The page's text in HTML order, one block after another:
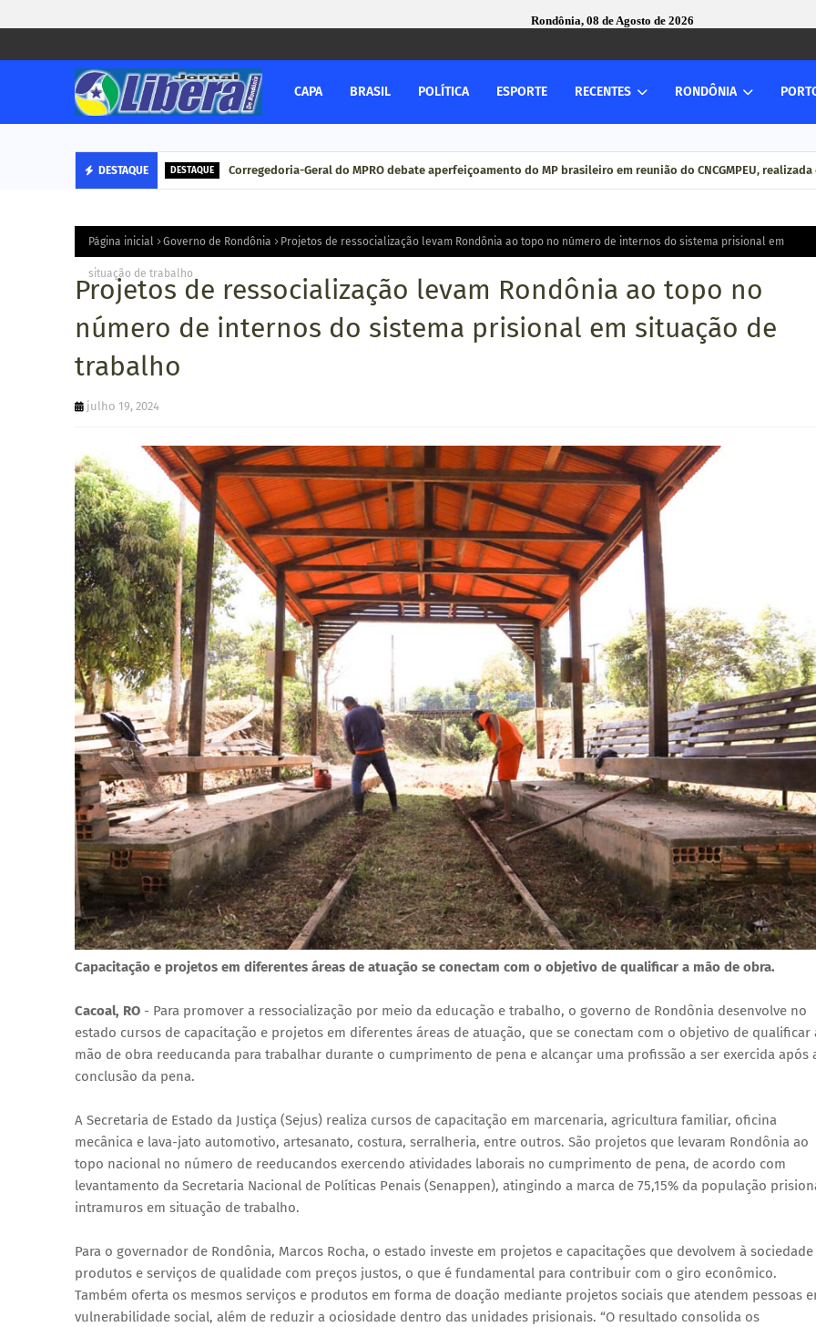
Rondônia, 08 de Agosto de 2026
CAPA BRASIL POLÍTICA ESPORTE RECENTES RONDÔNIA
DESTAQUE DESTAQUE Corregedoria-Geral do MPRO debate aperfeiçoamento do MP brasileiro em reunião do CNCGMPEU,
Página inicial Governo de Rondônia Projetos de ressocialização levam Rondônia ao topo no número de internos do sistema prisional em
situação de trabalho
Projetos de ressocialização levam Rondônia ao topo no
número de internos do sistema prisional em situação de
trabalho
julho 19, 2024
Capacitação e projetos em diferentes áreas de atuação se conectam com o objetivo de qualificar a mão de obra.
Cacoal, RO - Para promover a ressocialização por meio da educação e trabalho, o governo de Rondônia desenvolve no
estado cursos de capacitação e projetos em diferentes áreas de atuação, que se conectam com o objetivo de qualificar
mão de obra reeducanda para trabalhar durante o cumprimento de pena e alcançar uma profissão a ser exercida após
conclusão da pena.
A Secretaria de Estado da Justiça (Sejus) realiza cursos de capacitação em marcenaria, agricultura familiar, oficina
mecânica e lava-jato automotivo, artesanato, costura, serralheria, entre outros. São projetos que levaram Rondônia ao
topo nacional no número de reeducandos exercendo atividades laborais no cumprimento de pena, de acordo com
levantamento da Secretaria Nacional de Políticas Penais (Senappen), atingindo a marca de 75,15% da população
intramuros em situação de trabalho.
Para o governador de Rondônia, Marcos Rocha, o estado investe em projetos e capacitações que devolvem à sociedade
produtos e serviços de qualidade com preços justos, o que é fundamental para contribuir com o giro econômico.
Também oferta os mesmos serviços e produtos em forma de doação mediante projetos sociais que atendem pessoas
vulnerabilidade social, além de reduzir a ociosidade dentro das unidades prisionais. “O resultado consolida os